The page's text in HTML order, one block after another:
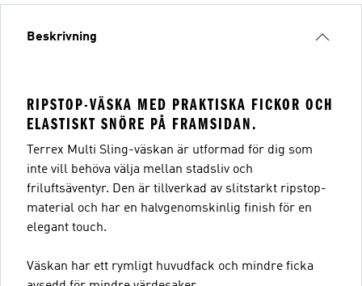
Beskrivning
RIPSTOP-VÄSKA MED PRAKTISKA FICKOR OCH
ELASTISKT SNÖRE PÅ FRAMSIDAN.
Terrex Multi Sling-väskan är utformad för dig som
inte vill behöva välja mellan stadsliv och
friluftsäventyr. Den är tillverkad av slitstarkt ripstop-
material och har en halvgenomskinlig finish för en
elegant touch.
Väskan har ett rymligt huvudfack och mindre ficka